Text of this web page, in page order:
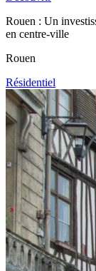
Rouen : Un
en centre-ville
Rouen
Résidentiel